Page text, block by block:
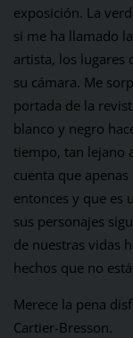
exposición. La
si me ha llamado
artista, los lugares
su cámara. Me
portada de la
blanco y negro
tiempo, tan lejano
cuenta que
entonces y que es
sus personajes
de nuestras vidas
hechos que no
Merece la pena
Cartier-Bresson.